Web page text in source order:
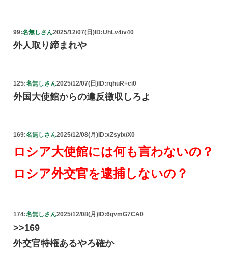
99:名無しさん2025/12/07(日) ID:UhLv4iv40
外人取り締まれや
125:名無しさん2025/12/07(日) ID:rqhuR+ci0
外国大使館からの違反徴収しろよ
169:名無しさん2025/12/08(月) ID:xZsylx/X0
ロシア大使館には何も言わないの？
ロシア外交官を逮捕しないの？
174:名無しさん2025/12/08(月)ID:6gvmG7CA0
>>169
外交官特権あるやろ確か